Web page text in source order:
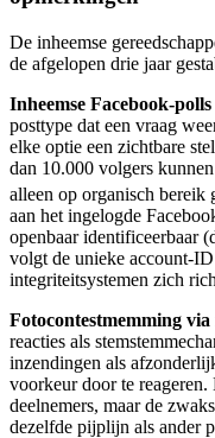
De inheemse
de afgelopen drie jaar
Inheemse Facebook-polls
posttype dat een vraag
elke optie een zichtbare
dan 10.000 volgers
alleen op organisch bereik
aan het ingelogde
openbaar identificeerbaar
volgt de unieke account-
integriteitsystemen zich
Fotocontestmemming via
reacties als
inzendingen als
voorkeur door te
deelnemers, maar de
dezelfde pijplijn als ander